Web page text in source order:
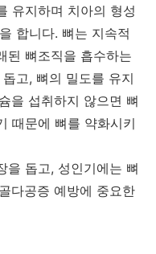
유지하며 치아의 형성
합니다. 뼈는 지속적
된 뼈조직을 흡수하는
고, 뼈의 밀도를 유지
을 섭취하지 않으면 뼈
때문에 뼈를 약화시키
을 돕고, 성인기에는 뼈
다공증 예방에 중요한